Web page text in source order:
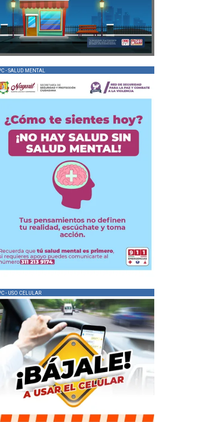
- SALUD MENTAL
- USO CELULAR